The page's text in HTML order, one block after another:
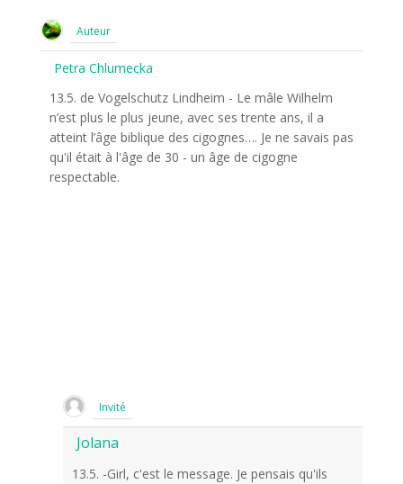
Auteur
Petra Chlumecka
13.5. de Vogelschutz Lindheim - Le mâle Wilhelm
n’est plus le plus jeune, avec ses trente ans, il a
atteint l’âge biblique des cigognes…. Je ne savais pas
qu'il était à l'âge de 30 - un âge de cigogne
respectable.
Invité
Jolana
13.5. -Girl, c'est le message. Je pensais qu'ils